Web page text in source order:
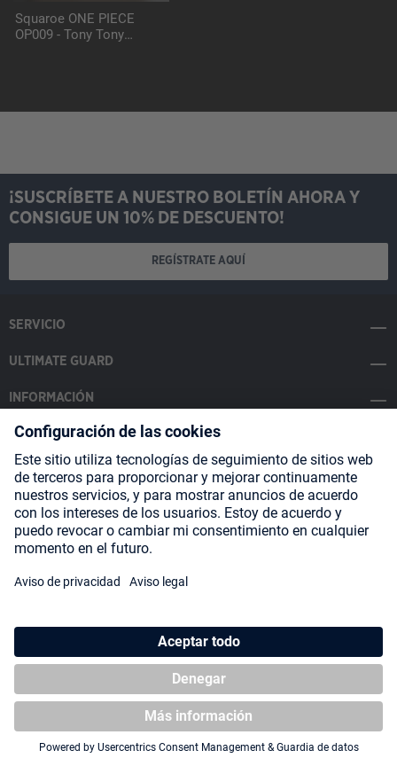
Squaroe ONE PIECE
OP009 - Tony Tony
¡SUSCRÍBETE A NUESTRO BOLETÍN AHORA Y
CONSIGUE UN 10% DE DESCUENTO!
REGÍSTRATE AQUÍ
SERVICIO
ULTIMATE GUARD
INFORMACIÓN
SOCIAL MEDIA
Payment Methods
Shipping
Blog
gastos de envío, si no se indica lo contrario.